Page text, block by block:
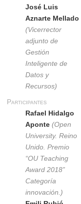
José Luis
Aznarte Mellado
(Vicerrector
adjunto de
Gestión
Inteligente de
Datos y
Recursos)
Participantes
Rafael Hidalgo
Aponte(Open
University. Reino
Unido. Premio
“OU Teaching
Award 2018”
Categoría
innovación.)